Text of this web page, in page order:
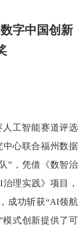
字中国创新
人工智能赛道评选
心联合福州数据
”，凭借《数智治
理实践》项目，
成功斩获“AI领航
模式创新提供了可